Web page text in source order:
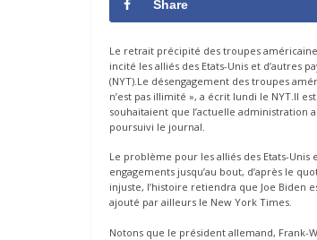
Share
Le retrait précipité des troupes
incité les alliés des Etats-Unis et d’autres
(NYT).Le désengagement des troupes
n’est pas illimité », a écrit lundi le NYT.Il
souhaitaient que l’actuelle administration
poursuivi le journal.
Le problème pour les alliés des Etats-Unis
engagements jusqu’au bout, d’après le
injuste, l’histoire retiendra que Joe Biden
ajouté par ailleurs le New York Times.
Notons que le président allemand,